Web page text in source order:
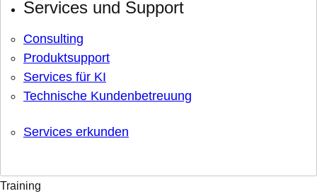
Services und Support
Consulting
Produktsupport
Services für KI
Technische Kundenbetreuung
Services erkunden
Training